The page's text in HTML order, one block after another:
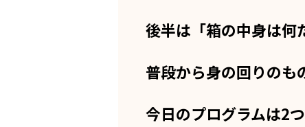
後半は「箱の中身は何
普段から身の回りのも
今日のプログラムは2